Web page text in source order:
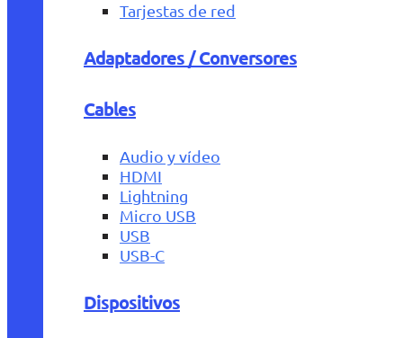
Tarjestas de red
Adaptadores / Conversores
Cables
Audio y vídeo
HDMI
Lightning
Micro USB
USB
USB-C
Dispositivos